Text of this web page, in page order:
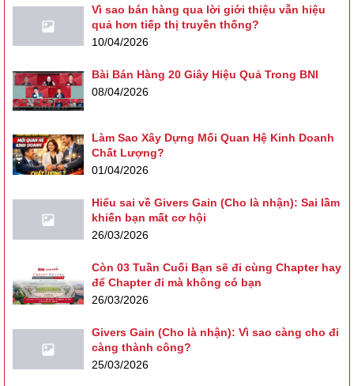
Vì sao bán hàng qua lời giới thiệu vẫn hiệu
quả hơn tiếp thị truyền thống?
10/04/2026
Bài Bán Hàng 20 Giây Hiệu Quả Trong BNI
08/04/2026
Làm Sao Xây Dựng Mối Quan Hệ Kinh Doanh
Chất Lượng?
01/04/2026
Hiểu sai về Givers Gain (Cho là nhận): Sai lầm
khiến bạn mất cơ hội
26/03/2026
Còn 03 Tuần Cuối Bạn sẽ đi cùng Chapter hay
để Chapter đi mà không có bạn
26/03/2026
Givers Gain (Cho là nhận): Vì sao càng cho đi
càng thành công?
25/03/2026